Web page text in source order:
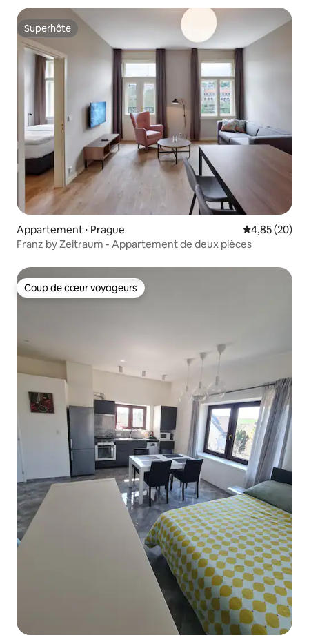
Superhôte
Superhôte
Appartement ⋅ Prague Évaluation
4,85 (20)
Franz by Zeitraum - Appartement de deux pièces
Coup de cœur voyageurs
Coup de cœur voyageurs